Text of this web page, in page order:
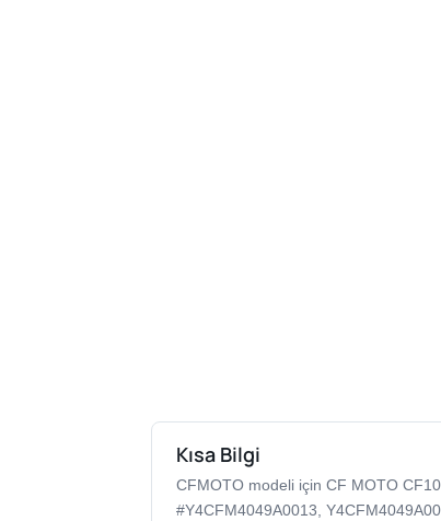
Kısa Bilgi
CFMOTO modeli için CF MOTO
#Y4CFM4049A0013,